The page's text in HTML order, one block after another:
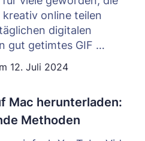
online teilen
digitalen
gut getimtes GIF …
12. Juli 2024
Mac herunterladen:
Methoden